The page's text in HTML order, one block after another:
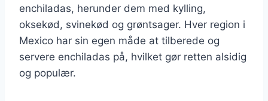
enchiladas, herunder dem med kylling,
oksekød, svinekød og grøntsager. Hver region i
Mexico har sin egen måde at tilberede og
servere enchiladas på, hvilket gør retten alsidig
og populær.